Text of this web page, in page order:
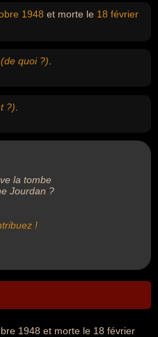
1948 et morte le 18 février
(de quoi ?)
?)
la tombe
Jourdan ?
!
1948 et morte le 18 février